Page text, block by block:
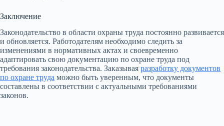
Заключение
Законодательство в области охраны труда постоянно развивается
и обновляется. Работодателям необходимо следить за
изменениями в нормативных актах и своевременно
адаптировать свою документацию по охране труда под
требования законодательства. Заказывая разработку документов
по охране труда можно быть уверенным, что документы
составлены в соответствии с актуальными требованиями
законов.